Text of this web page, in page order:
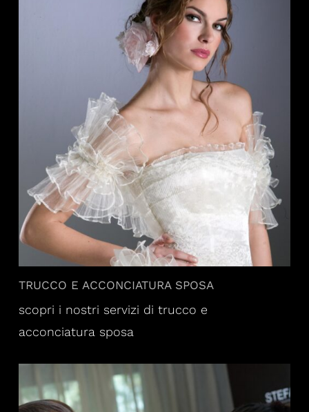
TRUCCO E ACCONCIATURA SPOSA
scopri i nostri servizi di trucco e
acconciatura sposa